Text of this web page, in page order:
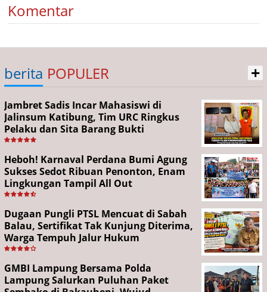
Komentar
berita POPULER +
Jambret Sadis Incar Mahasiswi di
Jalinsum Katibung, Tim URC Ringkus
Pelaku dan Sita Barang Bukti
Heboh! Karnaval Perdana Bumi Agung
Sukses Sedot Ribuan Penonton, Enam
Lingkungan Tampil All Out
Dugaan Pungli PTSL Mencuat di Sabah
Balau, Sertifikat Tak Kunjung Diterima,
Warga Tempuh Jalur Hukum
GMBI Lampung Bersama Polda
Lampung Salurkan Puluhan Paket